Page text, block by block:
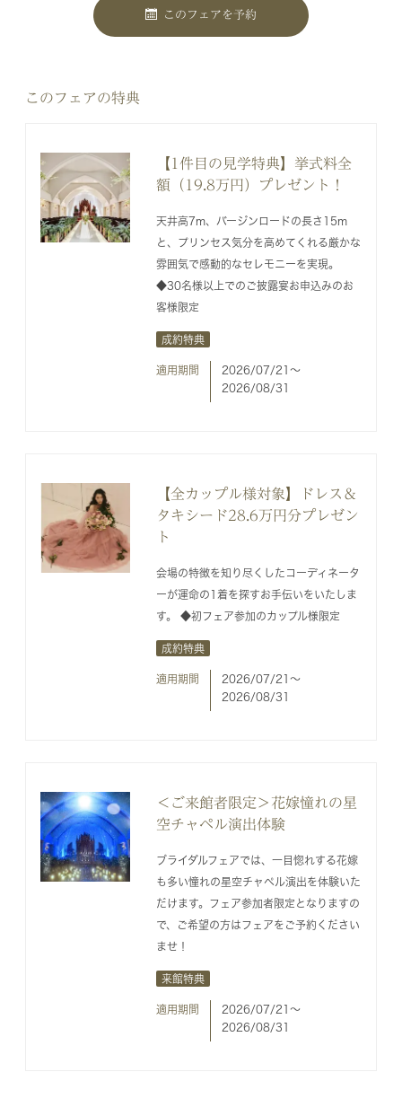
このフェアを予約
このフェアの特典
【1件目の見学特典】挙式料全
額（19.8万円）プレゼント！
天井高7m、バージンロードの長さ15m
と、プリンセス気分を高めてくれる厳かな
雰囲気で感動的なセレモニーを実現。
◆30名様以上でのご披露宴お申込みのお
客様限定
成約特典
適用期間
2026/07/21〜
2026/08/31
【全カップル様対象】ドレス＆
タキシード28.6万円分プレゼン
ト
会場の特徴を知り尽くしたコーディネータ
ーが運命の1着を探すお手伝いをいたしま
す。 ◆初フェア参加のカップル様限定
成約特典
適用期間
2026/07/21〜
2026/08/31
＜ご来館者限定＞花嫁憧れの星
空チャペル演出体験
ブライダルフェアでは、一目惚れする花嫁
も多い憧れの星空チャペル演出を体験いた
だけます。フェア参加者限定となりますの
で、ご希望の方はフェアをご予約ください
ませ！
来館特典
適用期間
2026/07/21〜
2026/08/31